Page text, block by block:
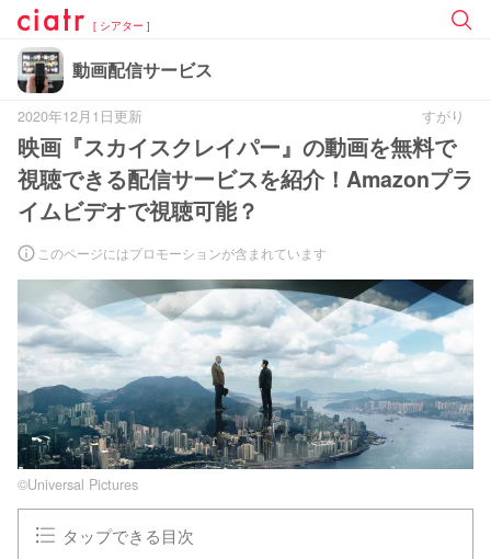
[ シアター ]
動画配信サービス
2020年12月1日更新 すがり
映画『スカイスクレイパー』の動画を無料で
視聴できる配信サービスを紹介！Amazonプラ
イムビデオで視聴可能？
このページにはプロモーションが含まれています
©︎Universal Pictures
タップできる目次